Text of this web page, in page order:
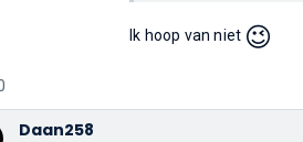
Ik hoop van niet 😉
Daan258